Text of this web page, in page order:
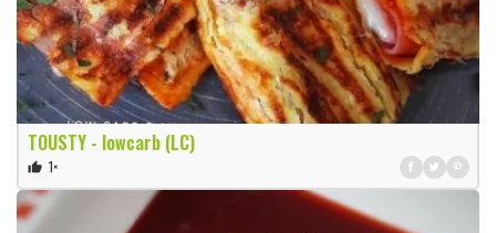
TOUSTY - lowcarb (LC)
thumb_up 1×